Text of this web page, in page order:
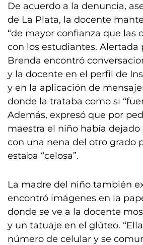
De acuerdo a la denuncia,
de La Plata, la docente
“de mayor confianza que las
con los estudiantes. Alertada
Brenda encontró
y la docente en el perfil de
y en la aplicación de
donde la trataba como si
Además, expresó que por
maestra el niño había
con una nena del otro grado
estaba “celosa”.
La madre del niño también
encontró imágenes en la
donde se ve a la docente
y un tatuaje en el glúteo.
número de celular y se